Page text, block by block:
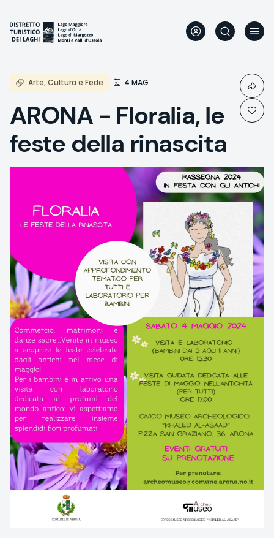
main
content
Arte, Cultura e Fede 4 MAG
ARONA - Floralia, le
feste della rinascita